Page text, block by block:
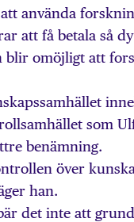
använda
att få betala så
omöjligt att
som
benämning.
över
han.
det inte att